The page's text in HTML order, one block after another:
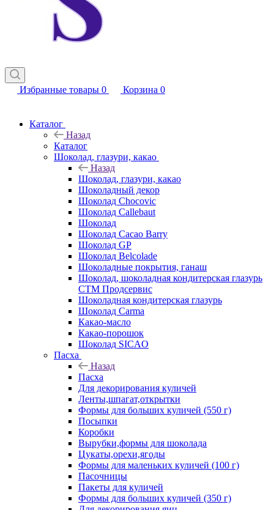
Избранные товары 0 Корзина 0
Каталог
Назад
Каталог
Шоколад, глазури, какао
Назад
Шоколад, глазури, какао
Шоколадный декор
Шоколад Chocovic
Шоколад Callebaut
Шоколад
Шоколад Cacao Barry
Шоколад GP
Шоколад Belcolade
Шоколадные покрытия, ганаш
Шоколад, шоколадная кондитерская глазурь
СТМ Продсервис
Шоколадная кондитерская глазурь
Шоколад Carma
Какао-масло
Какао-порошок
Шоколад SICAO
Пасха
Назад
Пасха
Для декорирования куличей
Ленты,шпагат,открытки
Формы для больших куличей (550 г)
Посыпки
Коробки
Вырубки,формы для шоколада
Цукаты,орехи,ягоды
Формы для маленьких куличей (100 г)
Пасочницы
Пакеты для куличей
Формы для больших куличей (350 г)